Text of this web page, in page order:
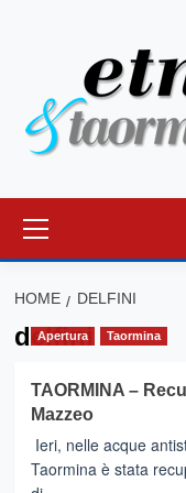
principale
HOME DELFINI
delfini
Apertura Taormina
TAORMINA –
Mazzeo
Ieri, nelle acque
Taormina è stata